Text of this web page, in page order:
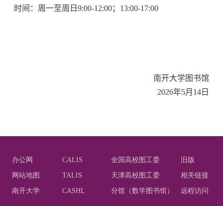
时间：周一至周日 9:00-12:00； 13:00-17:00
南开大学图书馆
2026年5月 14 日
办公网 CALIS 全国高校图工委 旧版
网站地图 TALIS 天津高校图工委 相关链接
南开大学 CASHL 分馆（数学图书馆） 远程访问